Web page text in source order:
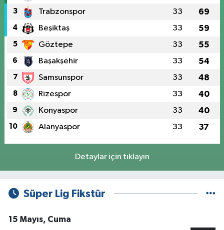
3 Trabzonspor 33 69
4 Beşiktaş 33 59
5 Göztepe 33 55
6 Başakşehir 33 54
7 Samsunspor 33 48
8 Rizespor 33 40
9 Konyaspor 33 40
10 Alanyaspor 33 37
Detaylar için tıklayın
Süper Lig Fikstür
15 Mayıs, Cuma